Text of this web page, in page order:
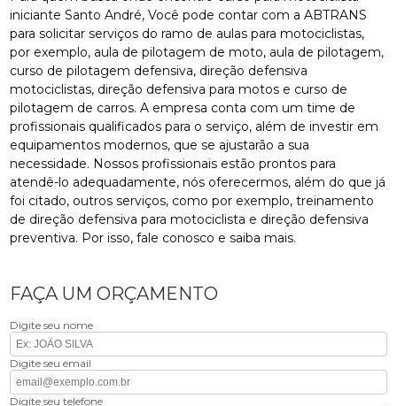
iniciante Santo André, Você pode contar com a ABTRANS
para solicitar serviços do ramo de aulas para motociclistas,
por exemplo, aula de pilotagem de moto, aula de pilotagem,
curso de pilotagem defensiva, direção defensiva
motociclistas, direção defensiva para motos e curso de
pilotagem de carros. A empresa conta com um time de
profissionais qualificados para o serviço, além de investir em
equipamentos modernos, que se ajustarão a sua
necessidade. Nossos profissionais estão prontos para
atendê-lo adequadamente, nós oferecermos, além do que já
foi citado, outros serviços, como por exemplo, treinamento
de direção defensiva para motociclista e direção defensiva
preventiva. Por isso, fale conosco e saiba mais.
FAÇA UM ORÇAMENTO
Digite seu nome
Digite seu email
Digite seu telefone